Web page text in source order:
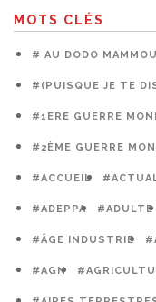
MOTS CLÉS
# AU DODO
#(PUISQUE JE TE
#1ERE GUERRE
#2ÈME GUERRE
#ACCUEIL
#ADEPPA #ADULTE
#ÂGE INDUSTRIE
#AGN